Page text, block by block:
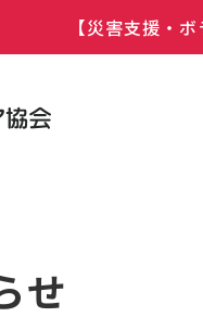
【災害支援・
せ